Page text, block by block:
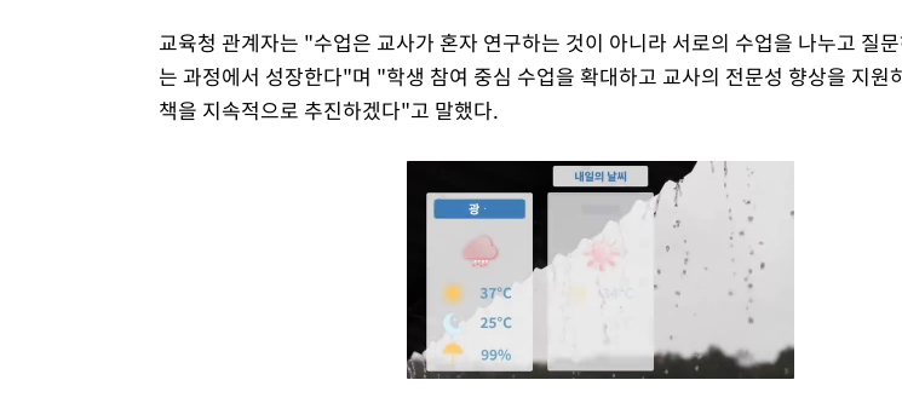
교육청 관계자는 "수업은 교사가 혼자 연구하는 것이 아니라 서로의 수업을 나누고 질
는 과정에서 성장한다"며 "학생 참여 중심 수업을 확대하고 교사의 전문성 향상을 지원
책을 지속적으로 추진하겠다"고 말했다.